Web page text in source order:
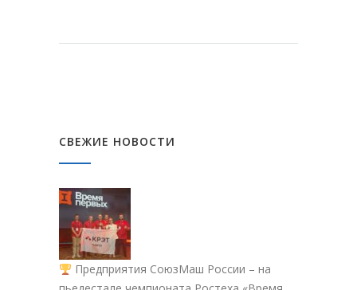
СВЕЖИЕ НОВОСТИ
Предприятия СоюзМаш России – на